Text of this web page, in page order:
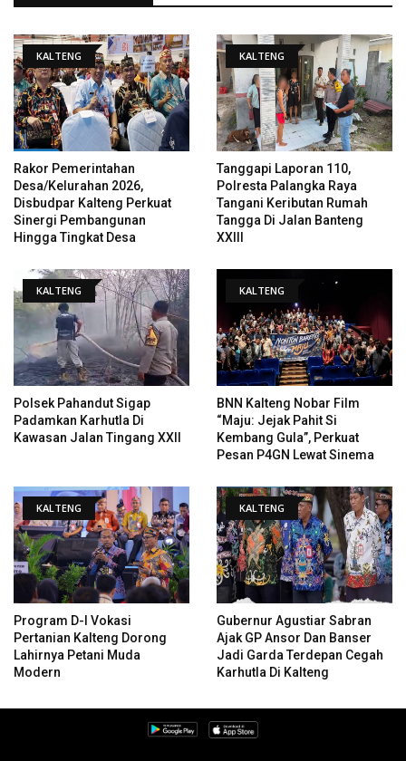
KALTENG
Rakor Pemerintahan
Desa/Kelurahan 2026,
Disbudpar Kalteng Perkuat
Sinergi Pembangunan
Hingga Tingkat Desa
KALTENG
Tanggapi Laporan 110,
Polresta Palangka Raya
Tangani Keributan Rumah
Tangga Di Jalan Banteng
XXIII
KALTENG
Polsek Pahandut Sigap
Padamkan Karhutla Di
Kawasan Jalan Tingang XXII
KALTENG
BNN Kalteng Nobar Film
“Maju: Jejak Pahit Si
Kembang Gula”, Perkuat
Pesan P4GN Lewat Sinema
KALTENG
Program D-I Vokasi
Pertanian Kalteng Dorong
Lahirnya Petani Muda
Modern
KALTENG
Gubernur Agustiar Sabran
Ajak GP Ansor Dan Banser
Jadi Garda Terdepan Cegah
Karhutla Di Kalteng